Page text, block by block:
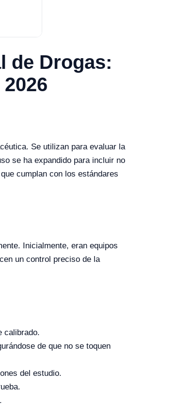
de Drogas:
Se utilizan para evaluar la
se ha expandido para incluir no
cumplan con los estándares
Inicialmente, eran equipos
un control preciso de la
calibrado.
de que no se toquen
del estudio.